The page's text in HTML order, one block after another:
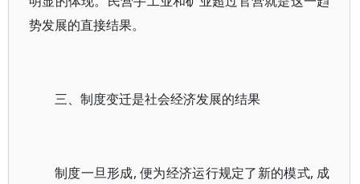
势发展的直接结果。
三、制度变迁是社会经济发展的结果
制度一旦形成, 便为经济运行规定了新的模式, 成